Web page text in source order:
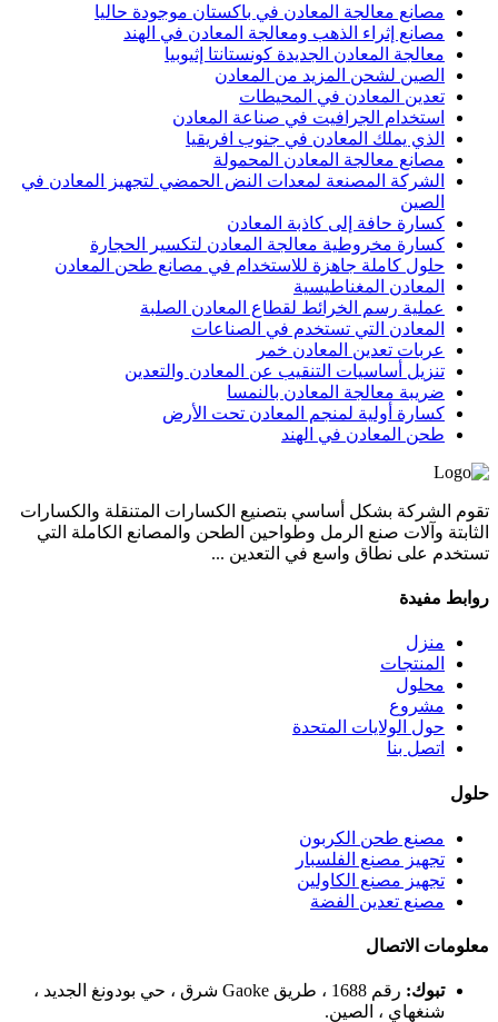
مصانع معالجة المعادن في باكستان موجودة حاليا
مصانع إثراء الذهب ومعالجة المعادن في الهند
معالجة المعادن الجديدة كونستانتا إثيوبيا
الصين لشحن المزيد من المعادن
تعدين المعادن في المحيطات
استخدام الجرافيت في صناعة المعادن
الذي يملك المعادن في جنوب افريقيا
مصانع معالجة المعادن المحمولة
الشركة المصنعة لمعدات النض الحمضي لتجهيز المعادن في
الصين
كسارة حافة إلى كاذبة المعادن
كسارة مخروطية معالجة المعادن لتكسير الحجارة
حلول كاملة جاهزة للاستخدام في مصانع طحن المعادن
المعادن المغناطيسية
عملية رسم الخرائط لقطاع المعادن الصلبة
المعادن التي تستخدم في الصناعات
عربات تعدين المعادن خمر
تنزيل أساسيات التنقيب عن المعادن والتعدين
ضريبة معالجة المعادن بالنمسا
كسارة أولية لمنجم المعادن تحت الأرض
طحن المعادن في الهند
تقوم الشركة بشكل أساسي بتصنيع الكسارات المتنقلة والكسارات
الثابتة وآلات صنع الرمل وطواحين الطحن والمصانع الكاملة التي
تستخدم على نطاق واسع في التعدين ...
روابط مفيدة
منزل
المنتجات
محلول
مشروع
حول الولايات المتحدة
اتصل بنا
حلول
مصنع طحن الكربون
تجهيز مصنع الفلسبار
تجهيز مصنع الكاولين
مصنع تعدين الفضة
معلومات الاتصال
تبوك:
رقم 1688 ، طريق Gaoke شرق ، حي بودونغ الجديد ،
شنغهاي ، الصين.